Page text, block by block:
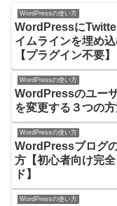
WordPressの使い方
WordPressに
イムラインを埋め
【プラグイン不要】
WordPressの使い方
WordPressのユー
を変更する３つの
WordPressの使い方
WordPressブログ
方【初心者向け完全
ド】
WordPressの使い方